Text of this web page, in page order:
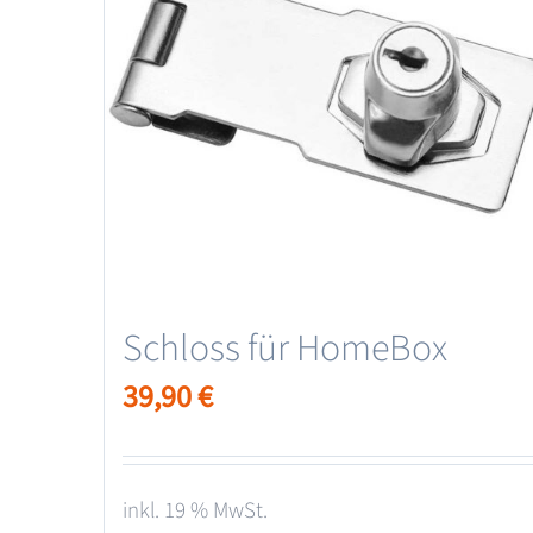
Schloss für HomeBox
39,90€
inkl. 19 % MwSt.